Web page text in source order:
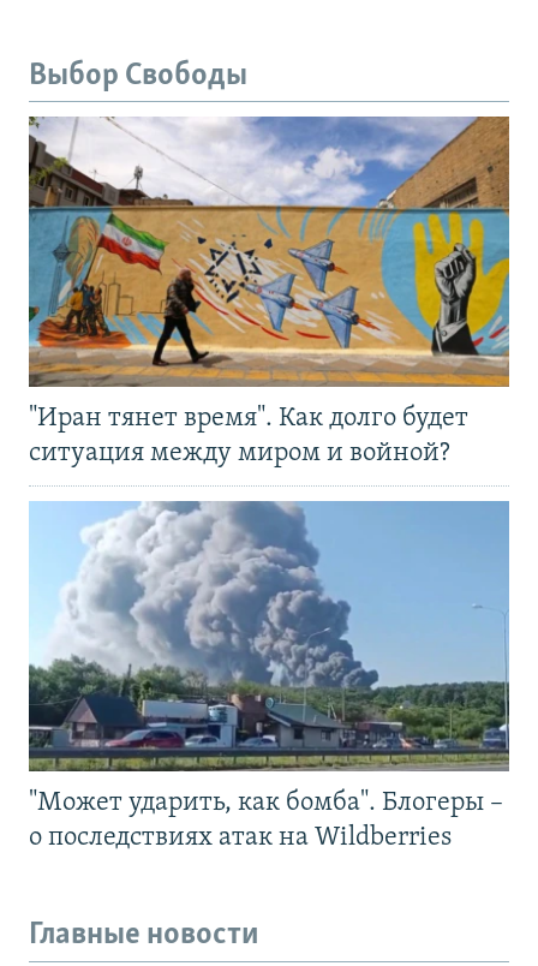
Выбор Свободы
"Иран тянет время". Как долго будет
ситуация между миром и войной?
"Может ударить, как бомба". Блогеры –
о последствиях атак на Wildberries
Главные новости